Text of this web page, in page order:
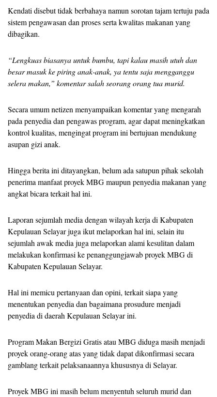
Kendati disebut tidak berbahaya namun sorotan tajam tertuju pada
sistem pengawasan dan proses serta kwalitas makanan yang
dibagikan.
“Lengkuas biasanya untuk bumbu, tapi kalau masih utuh dan
besar masuk ke piring anak-anak, ya tentu saja mengganggu
selera makan,” komentar salah seorang orang tua murid.
Secara umum netizen menyampaikan komentar yang mengarah
pada penyedia dan pengawas program, agar dapat meningkatkan
kontrol kualitas, mengingat program ini bertujuan mendukung
asupan gizi anak.
Hingga berita ini ditayangkan, belum ada satupun pihak sekolah
penerima manfaat proyek MBG maupun penyedia makanan yang
angkat bicara terkait hal ini.
Laporan sejumlah media dengan wilayah kerja di Kabupaten
Kepulauan Selayar juga ikut melaporkan hal ini, selain itu
sejumlah awak media juga melaporkan alami kesulitan dalam
melakukan konfirmasi ke penanggungjawab proyek MBG di
Kabupaten Kepulauan Selayar.
Hal ini memicu pertanyaan dan opini, terkait siapa yang
menentukan penyedia dan bagaimana prosudure menjadi
penyedia di daerah Kepulauan Selayar ini.
Program Makan Bergizi Gratis atau MBG diduga masih menjadi
proyek orang-orang atas yang tidak dapat dikonfirmasi secara
gamblang terkait pelaksanaannya khususnya di Selayar.
Proyek MBG ini masih belum menyentuh seluruh murid dan